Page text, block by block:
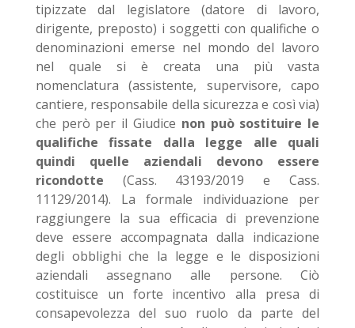
tipizzate dal legislatore (datore di lavoro,
dirigente, preposto) i soggetti con qualifiche o
denominazioni emerse nel mondo del lavoro
nel quale si è creata una più vasta
nomenclatura (assistente, supervisore, capo
cantiere, responsabile della sicurezza e così via)
che però per il Giudice non può sostituire le
qualifiche fissate dalla legge alle quali
quindi quelle aziendali devono essere
ricondotte (Cass. 43193/2019 e Cass.
11129/2014). La formale individuazione per
raggiungere la sua efficacia di prevenzione
deve essere accompagnata dalla indicazione
degli obblighi che la legge e le disposizioni
aziendali assegnano alle persone. Ciò
costituisce un forte incentivo alla presa di
consapevolezza del suo ruolo da parte del